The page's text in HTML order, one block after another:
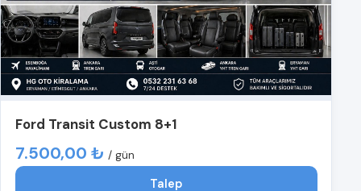
Ford Transit Custom 8+1
7.500,00 ₺ / gün
Talep